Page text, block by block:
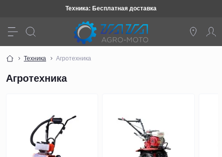
Техника: Бесплатная доставка
Техника Агротехника
Агротехника